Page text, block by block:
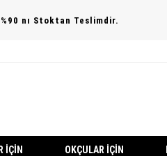
nı Stoktan Teslimdir.
İÇIN OKÇULAR İÇIN